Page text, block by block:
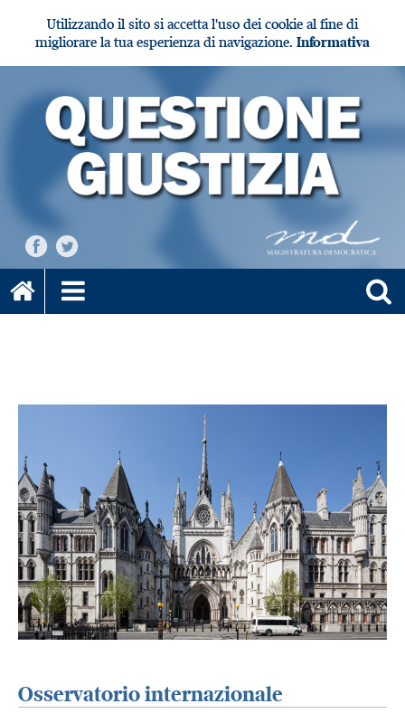
Utilizzando il sito si accetta l'uso dei cookie al fine di
migliorare la tua esperienza di navigazione. Informativa
Osservatorio internazionale